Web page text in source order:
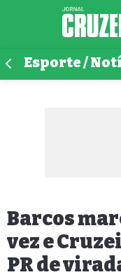
Esporte /
Barcos
vez e
PR de